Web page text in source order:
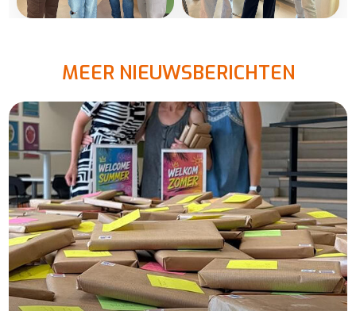
MEER NIEUWSBERICHTEN